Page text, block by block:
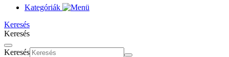
Kategóriák
Keresés
Keresés
Keresés